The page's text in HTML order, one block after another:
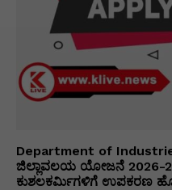
Department of
ಜಿಲ್ಲಾವಲಯ ಯೋಜನೆ 2026-27
ಕುಶಲಕರ್ಮಿಗಳಿಗೆ ಉಪಕರಣ